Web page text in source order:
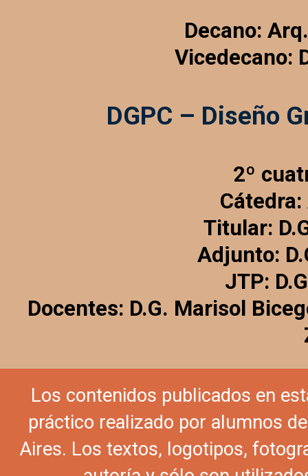
Decano:
Vicedecano:
DGPC – Diseño
2º
Titular:
Adjunto:
JTP:
Docentes: D.G. Marisol
Los contenidos publicados en
práctico realizado por alumnos
Aires. Los textos, logotipos,